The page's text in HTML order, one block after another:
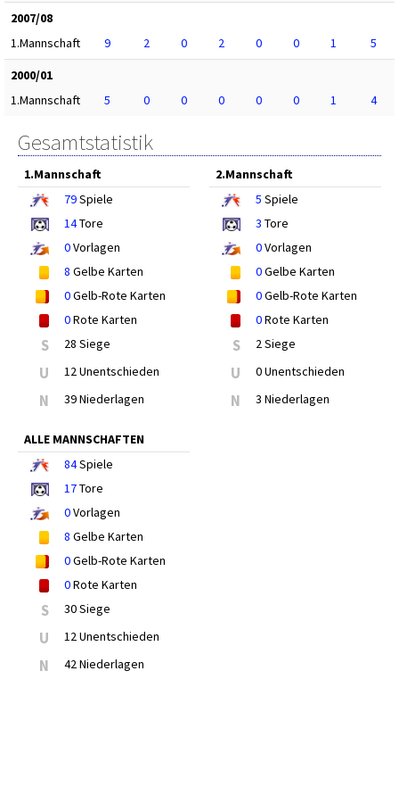
2007/08
1.Mannschaft
9 2 0 2 0 0 1
5
2000/01
1.Mannschaft
5 0 0 0 0 0 1 4
Gesamtstatistik
1.Mannschaft
79Spiele
14Tore
0Vorlagen
8 Gelbe Karten
0Gelb-Rote Karten
0Rote Karten
S 28 Siege
U 12 Unentschieden
N 39 Niederlagen
2.Mannschaft
5 Spiele
3 Tore
0Vorlagen
0Gelbe Karten
0Gelb-Rote Karten
0Rote Karten
S 2 Siege
U 0 Unentschieden
N 3 Niederlagen
ALLE MANNSCHAFTEN
84Spiele
17Tore
0Vorlagen
8 Gelbe Karten
0Gelb-Rote Karten
0Rote Karten
S 30 Siege
U 12 Unentschieden
N 42 Niederlagen